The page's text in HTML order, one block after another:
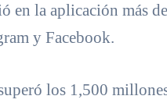
en la aplicación más
y Facebook.
los 1,500